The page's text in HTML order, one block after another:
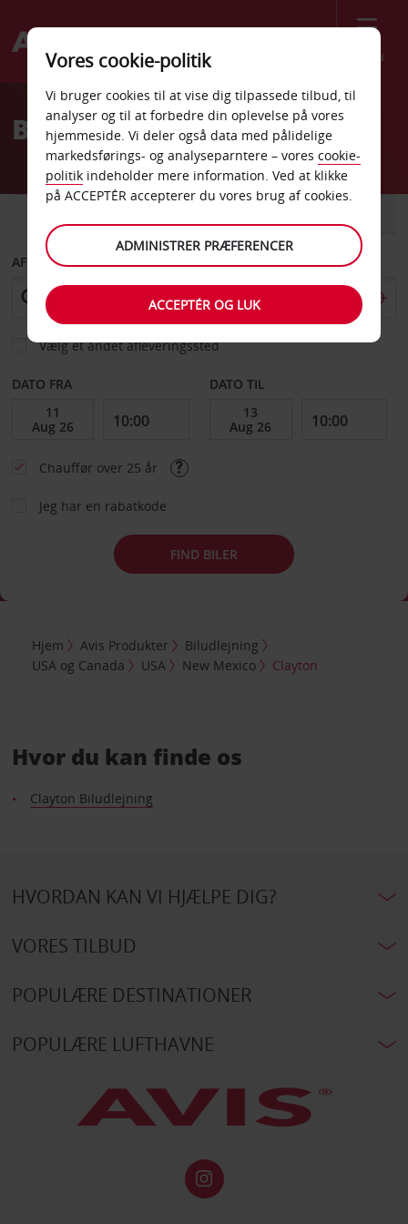
Menu
Welcome
AvisBilleje Clayton
AFHENT FRA
Vælg et andet afleveringssted
DATO FRA DATO TIL
Chauffør over 25 år
Jeg har en rabatkode
FIND BILER
Hjem Avis Produkter
Biludlejning
USA og Canada
USA New Mexico Clayton
Hvor du kan finde os
Clayton Biludlejning
HVORDAN KAN VI HJÆLPE DIG?
VORES TILBUD
POPULÆRE DESTINATIONER
POPULÆRE LUFTHAVNE
Vores cookie-politik
Vi bruger cookies til at vise dig tilpassede tilbud, til
analyser og til at forbedre din oplevelse på vores
hjemmeside. Vi deler også data med pålidelige
markedsførings- og analyseparntere – vores cookie-
politik indeholder mere information. Ved at klikke
på ACCEPTÉR accepterer du vores brug af cookies.
ADMINISTRER PRÆFERENCER
ACCEPTÉR OG LUK